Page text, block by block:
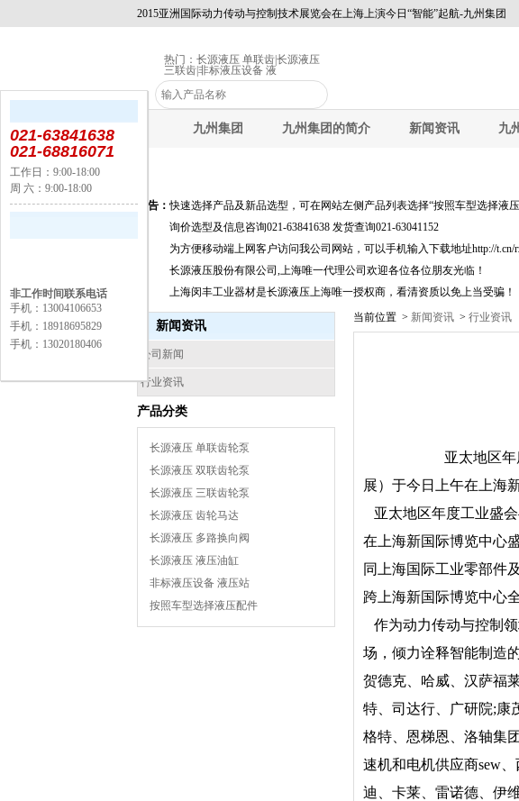
2015亚洲国际动力传动与控制技术展览会在上海上演今日“智能”起航-九州集团
热门： 长源液压 单联齿长源液压
三联齿非标液压设备 液
九州集团 九州集团的简介 新闻资讯 九
公告： 快速选择产品及新品选型，可在网站左侧产品列表选择“按照车型选择液
询价选型及信息咨询021-63841638 发货查询021-63041152
为方便移动端上网客户访问我公司网站，可以手机输入下载地址http://t.cn/
长源液压股份有限公司,上海唯一代理公司欢迎各位各位朋友光临！
上海闵丰工业器材是长源液压上海唯一授权商，看清资质以免上当受骗！
新闻资讯
公司新闻
行业资讯
产品分类
长源液压 单联齿轮泵
长源液压 双联齿轮泵
长源液压 三联齿轮泵
长源液压 齿轮马达
长源液压 多路换向阀
长源液压 液压油缸
非标液压设备 液压站
按照车型选择液压配件
当前位置 > 新闻资讯 > 行业资讯
亚太地区
展）于今日上午在上海
亚太地区年度工业盛
在上海新国际博览中心
同上海国际工业零部件
跨上海新国际博览中心
作为动力传动与控制
场，倾力诠释智能制造
贺德克、哈威、汉萨福
特、司达行、广研院;康
格特、恩梯恩、洛轴集
速机和电机供应商sew
迪、卡莱、雷诺德、伊
021-63841638
021-68816071
工作日：9:00-18:00
周 六：9:00-18:00
非工作时间联系电话
手机：13004106653
手机：18918695829
手机：13020180406